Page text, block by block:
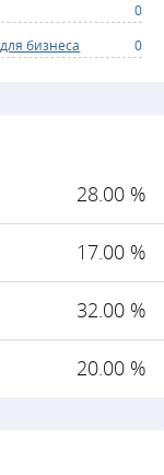
0
бизнеса
0
28.00 %
17.00 %
32.00 %
20.00 %